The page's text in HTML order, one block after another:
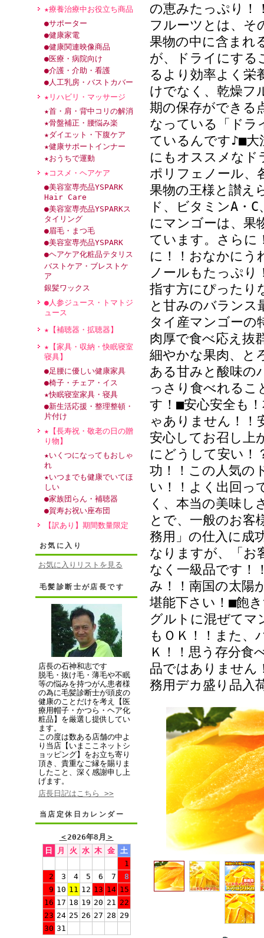
★療養治療中お役立ち商品
●サポーター
●健康家電
●健康関連映像商品
●医療・病院向け
●介護・介助・看護
●人工乳房・バストカバー
★リハビリ・マッサージ
★首・肩・背中コリの解消
★骨盤補正・腰悩み楽
★ダイエット・下腹ケア
★健康サポートインナー
★おうちで運動
★コスメ・ヘアケア
●美容室専売品YSPARK
Hair Care
●美容室専売品YSPARKス
タイリング
●眉毛・まつ毛
●美容室専売品YSPARK
●ヘアケア化粧品テタリス
バストケア・ブレストケ
ア
銀髪ワックス
●人参ジュース・トマトジ
ュース
★【補聴器・拡聴器】
★【家具・収納・快眠寝室
寝具】
●足腰に優しい健康家具
●椅子・チェア・イス
★快眠寝室家具・寝具
●新生活応援・整理整頓・
片付け
★【長寿祝・敬老の日の贈
り物】
★いくつになってもおしゃ
れ
★いつまでも健康でいてほ
しい
●家族団らん・補聴器
●賀寿お祝い座布団
【訳あり】期間数量限定
お気に入り
お気に入りリストを見る
毛髪診断士が店長です
店長の石神和志です
脱毛・抜け毛・薄毛や不眠
等の悩みを持つがん患者様
の為に毛髪診断士が頭皮の
健康のことだけを考え【医
療用帽子・かつら・ヘア化
粧品】を厳選し提供してい
ます。
この度は数ある店舗の中よ
り当店【いまここネットシ
ョッピング】をお立ち寄り
頂き、貴重なご縁を賜りま
したこと、深く感謝申し上
げます。
店長日記はこちら >>
当店定休日カレンダー
＜2026年8月 ＞
日
月 火 水 木 金
土
1
2
3 4 5 6 7
8
9 10 11 12 13 14 15
16 17 18 19 20 21 22
23 24 25 26 27 28 29
30 31
の恵みたっぷり！
フルーツとは、そ
果物の中に含まれ
が、ドライにする
るより効率よく栄
けでなく、乾燥フ
期の保存ができる
なっている「ドラ
ているんです♪■大
にもオススメなド
ポリフェノール、
果物の王様と讃え
ド、ビタミンA・
にマンゴーは、果
ています。さらに
に！！おなかにう
ノールもたっぷり
指す方にぴったり
と甘みのバランス
タイ産マンゴーの
肉厚で食べ応え抜
細やかな果肉、と
ある甘みと酸味の
っさり食べれるこ
す！■安心安全も
ゃありません！！
安心してお召し上
にどうして安い！
功！！この人気の
い！！よく出回っ
く、本当の美味
とで、一般のお客
務用」の仕入に成
なりますが、「お
なく一級品です！
み！！南国の太陽
堪能下さい！■飽
グルトに混ぜてマ
もＯＫ！！また、
Ｋ！！思う存分食
品ではありません
務用デカ盛り品入